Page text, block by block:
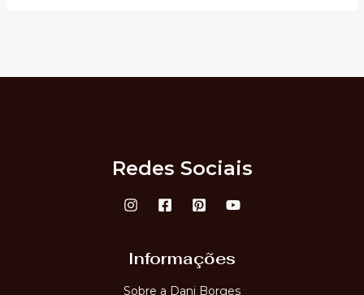
Redes Sociais
Informações
Sobre a Dani Borges